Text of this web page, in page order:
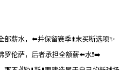
部薪水，⬅️并保留赛季⬆️末买断选项✨
罗伦萨，后者承担全额薪⬅️水❗➡️